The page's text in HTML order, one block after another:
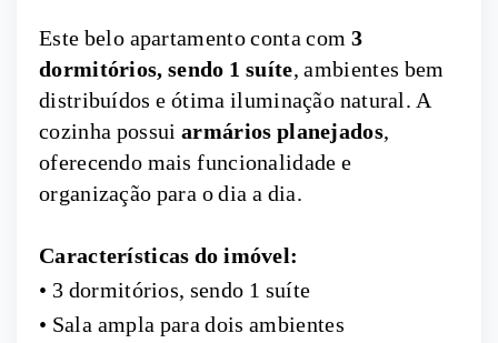
Este belo apartamento conta com 3
dormitórios, sendo 1 suíte, ambientes bem
distribuídos e ótima iluminação natural. A
cozinha possuiarmários planejados,
oferecendo mais funcionalidade e
organização para o dia a dia.
Características do imóvel:
• 3 dormitórios, sendo 1 suíte
• Sala ampla para dois ambientes